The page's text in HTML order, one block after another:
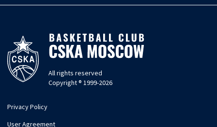
All rights reserved
Copyright ® 1999-2026
Privacy Policy
User Agreement